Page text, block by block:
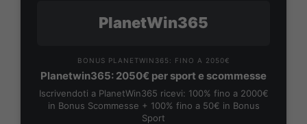
PlanetWin365
BONUS PLANETWIN365: FINO A 2050€
Planetwin365: 2050€ per sport e scommesse
Iscrivendoti a PlanetWin365 ricevi: 100% fino a 2000€
in Bonus Scommesse + 100% fino a 50€ in Bonus
Sport